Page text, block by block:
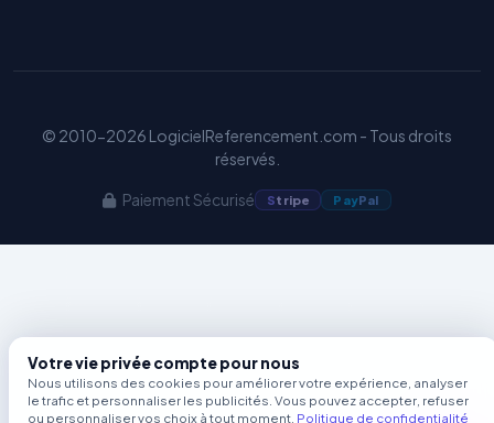
© 2010-2026 LogicielReferencement.com - Tous droits
réservés.
Paiement Sécurisé Stripe PayPal
Votre vie privée compte pour nous
Nous utilisons des cookies pour améliorer votre expérience, analyser
le trafic et personnaliser les publicités. Vous pouvez accepter, refuser
ou personnaliser vos choix à tout moment. Politique de confidentialité